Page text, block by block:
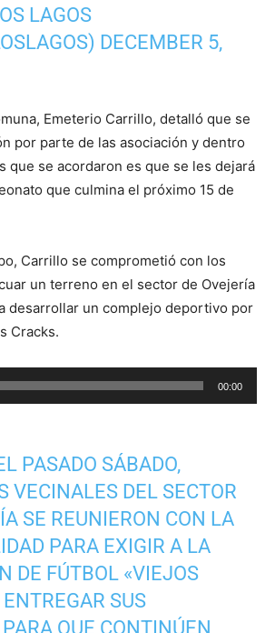
LAGOS
DECEMBER 5,
Emeterio Carrillo, detalló que se
por parte de las asociación y dentro
que se acordaron es que se les dejará
que culmina el próximo 15 de
Carrillo se comprometió con los
un terreno en el sector de Ovejería
desarrollar un complejo deportivo por
Cracks.
00:00
PASADO SÁBADO,
VECINALES DEL SECTOR
SE REUNIERON CON LA
PARA EXIGIR A LA
DE FÚTBOL «VIEJOS
SUS
QUE CONTINÚEN